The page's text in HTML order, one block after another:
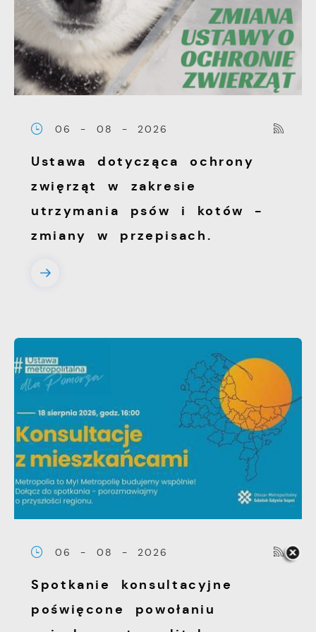
06 - 08 - 2026
Ustawa dotycząca ochrony
zwięrząt w zakresie
utrzymania psów i kotów -
zmiany w przepisach.
06 - 08 - 2026
Spotkanie konsultacyjne
poświęcone powołaniu
Firmy te działają w charakterze
pośredników prezentujących nasze treści w
postaci wiadomości, ofert, komunikatów
mediów społecznościowych.